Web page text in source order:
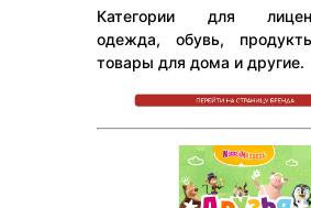
Категории для
одежда, обувь,
товары для дома и другие.